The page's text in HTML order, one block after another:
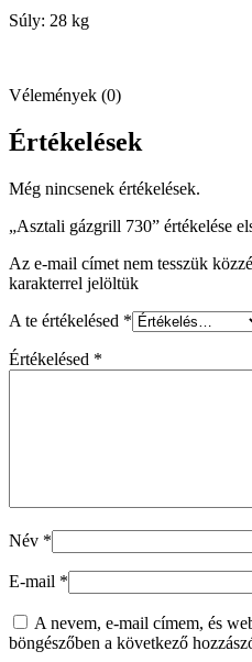
Súly: 28 kg
Vélemények (0)
Értékelések
Még nincsenek értékelések.
„Asztali gázgrill 730” értékelése
Az e-mail címet nem tesszük
karakterrel jelöltük
A te értékelésed *
Értékelésed *
Név *
E-mail *
A nevem, e-mail címem, és
böngészőben a következő